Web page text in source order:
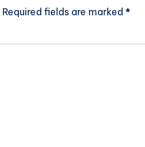
Required fields are marked *